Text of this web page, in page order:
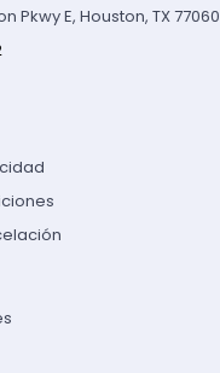
Pkwy E, Houston, TX 77060